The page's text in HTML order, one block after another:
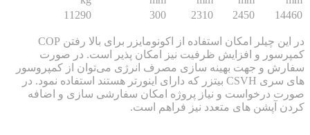
2450
2310
300
در این چیلر امکان استفاده از اکونومایزر برای بالا رفتن COP
و افزایش ظرفیت نیز امکان پذیر است. در صورت
جهت بهینه سازی مصرف انرژی می‌توان از کمپروسور
های سری CSVH بیتزر که دارای اینورتر هستند استفاده نمود. در
و نیاز پروژه امکان سفارشی سازی و اضافه
های متعدد نیز فراهم است.